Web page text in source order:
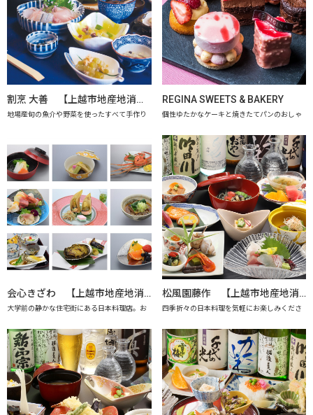
割烹 大善 【上越市地産地消推進の店認定店】
地場産旬の魚介や野菜を使ったすべて手作り
REGINA SWEETS & BAKERY
個性ゆたかなケーキと焼きたてパンのおしゃ
会心きざわ 【上越市地産地消の店認定店】
大学前の静かな住宅街にある日本料理店。お
松風園藤作 【上越市地産地消の店認定店】
四季折々の日本料理を気軽にお楽しみくださ